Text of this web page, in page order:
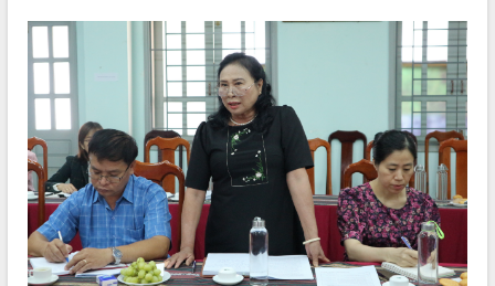
trường Nguyễn Hoàng Hiệp khảo sát
vùng trồng và doanh nghiệp đóng gói
sầu riêng tại Đắk Lắk
Trình diễn nghệ thuật chế biến các
món ăn từ sầu riêng
Đắk Lắk công bố Quy hoạch và xúc
tiến đầu tư tỉnh
Ngành cá ngừ Đắk Lắk chủ động thích
ứng để giữ vững thị trường xuất khẩu
Diễn đàn Kinh tế tư nhân Việt Nam đột
phá cơ chế - Hợp tác công tư